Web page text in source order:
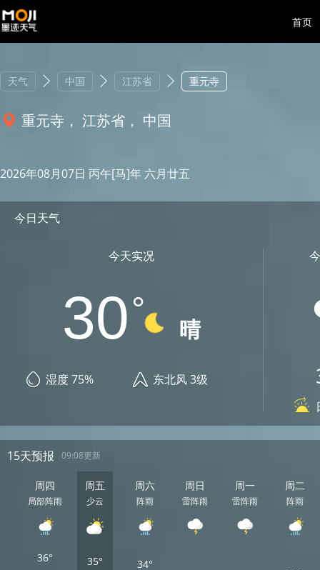
首页
天气 中国 江苏省 重元寺
重元寺， 江苏省， 中国
2026年08月07日 丙午[马]年 六月廿五
今日天气
今天实况
30 晴
湿度 75% 东北风 3级
15天预报 09:08更新
周四
局部阵雨
36°
周五
少云
35°
周六
阵雨
34°
周日
雷阵雨
周一
雷阵雨
周二
阵雨